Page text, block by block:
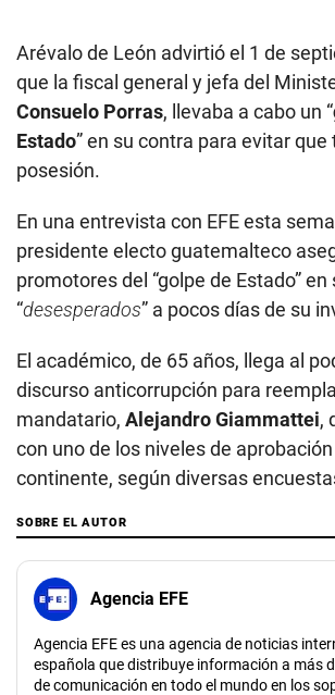
Arévalo de León advirtió el 1 de
que la fiscal general y jefa del
Consuelo Porras, llevaba a cabo un “
Estado” en su contra para evitar que
posesión.
En una entrevista con EFE esta
presidente electo guatemalteco
promotores del “golpe de Estado”
“desesperados” a pocos días de su
El académico, de 65 años, llega al
discurso anticorrupción para
mandatario, Alejandro Giammattei,
con uno de los niveles de
continente, según diversas
SOBRE EL AUTOR
Agencia EFE
Agencia EFE es una agencia de noticias
española que distribuye información a más
de comunicación en todo el mundo en los